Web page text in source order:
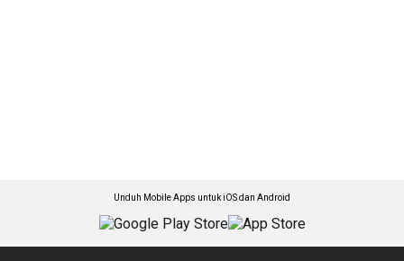
Unduh Mobile Apps untuk iOS dan Android